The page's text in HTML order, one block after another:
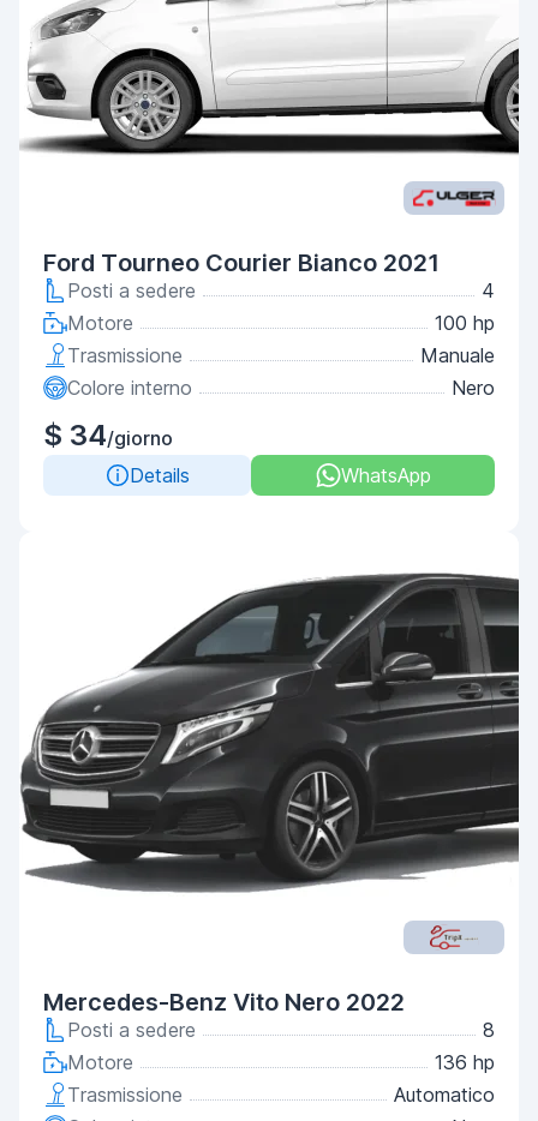
Ford Tourneo Courier Bianco 2021
Posti a sedere
4
Motore
100 hp
Trasmissione
Manuale
Colore interno
Nero
$ 34/giorno
Details
WhatsApp
Mercedes-Benz Vito Nero 2022
Posti a sedere
8
Motore
136 hp
Trasmissione
Automatico